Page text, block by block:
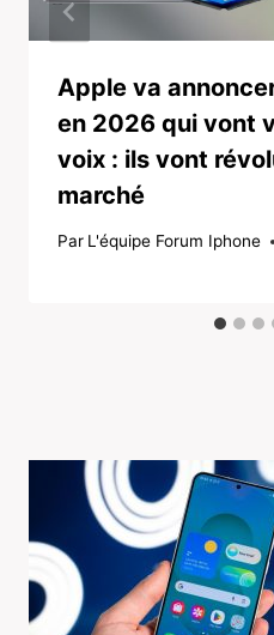
Apple va
en 2026 qui vont
voix : ils vont
marché
Par L'équipe Forum Iphone